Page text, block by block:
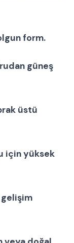
form.
güneş
üstü
için yüksek
gelişim